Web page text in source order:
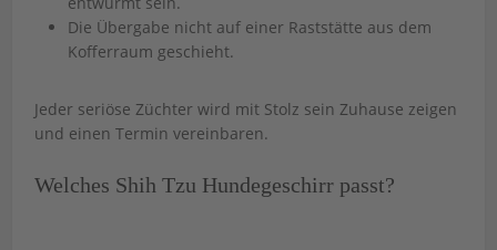
Die Übergabe nicht auf einer Raststätte aus dem
Kofferraum geschieht.
Jeder seriöse Züchter wird mit Stolz sein Zuhause zeigen
und einen Termin vereinbaren.
Welches Shih Tzu Hundegeschirr passt?